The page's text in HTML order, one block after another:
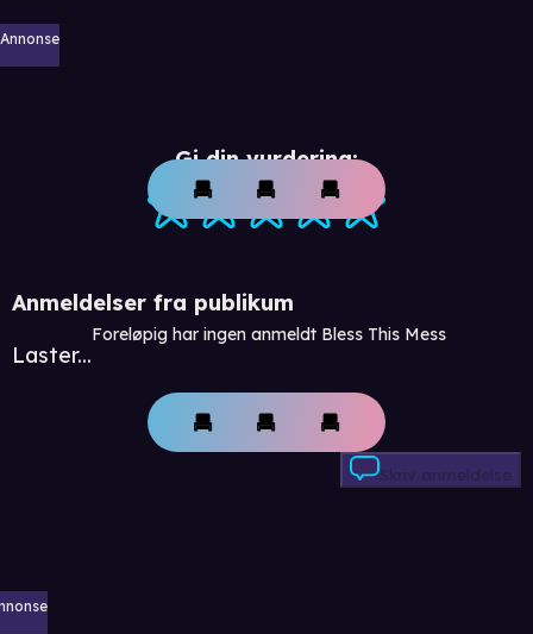
Annonse
Gi din vurdering:
Anmeldelser fra publikum
Laster...
Foreløpig har ingen anmeldt Bless This Mess
Skriv anmeldelse